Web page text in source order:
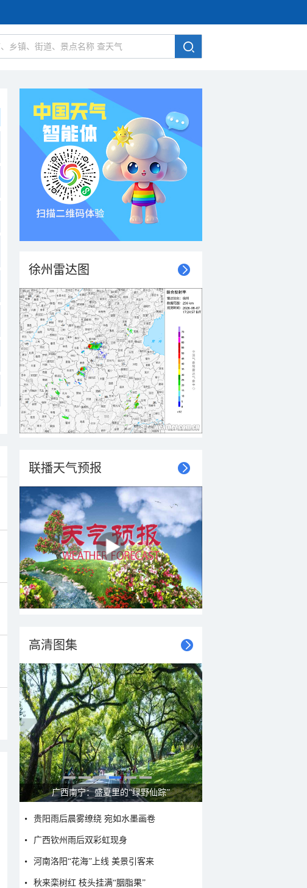
徐州雷达图
联播天气预报
高清图集
呼伦贝尔草原 藏着最治愈的蓝天白云
贵阳雨后晨雾缭绕 宛如水墨画卷
广西钦州雨后双彩虹现身
河南洛阳“花海”上线 美景引客来
秋来栾树红 枝头挂满“胭脂果”